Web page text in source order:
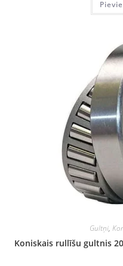
Gultņi,
Koniskais rullīšu gultnis